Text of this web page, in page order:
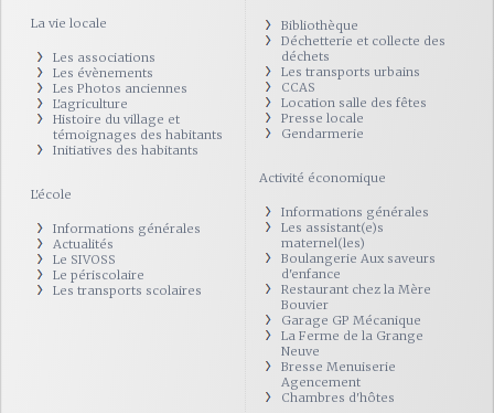
La vie locale
Les associations
Les évènements
Les Photos anciennes
L'agriculture
Histoire du village et
témoignages des habitants
Initiatives des habitants
L'école
Informations générales
Actualités
Le SIVOSS
Le périscolaire
Les transports scolaires
Bibliothèque
Déchetterie et collecte des
déchets
Les transports urbains
CCAS
Location salle des fêtes
Presse locale
Gendarmerie
Activité économique
Informations générales
Les assistant(e)s
maternel(les)
Boulangerie Aux saveurs
d'enfance
Restaurant chez la Mère
Bouvier
Garage GP Mécanique
La Ferme de la Grange
Neuve
Bresse Menuiserie
Agencement
Chambres d'hôtes